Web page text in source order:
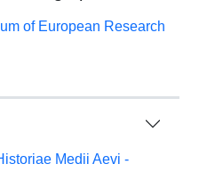
of European Research
Medii Aevi -